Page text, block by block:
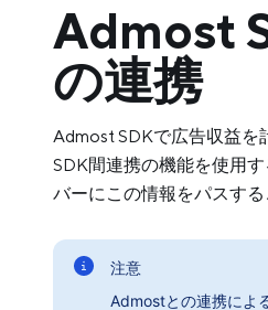
Admost
の連携
Admost SDKで広告収益を
SDK間連携の機能を使用
バーにこの情報をパスする
注意
Admostとの連携によ